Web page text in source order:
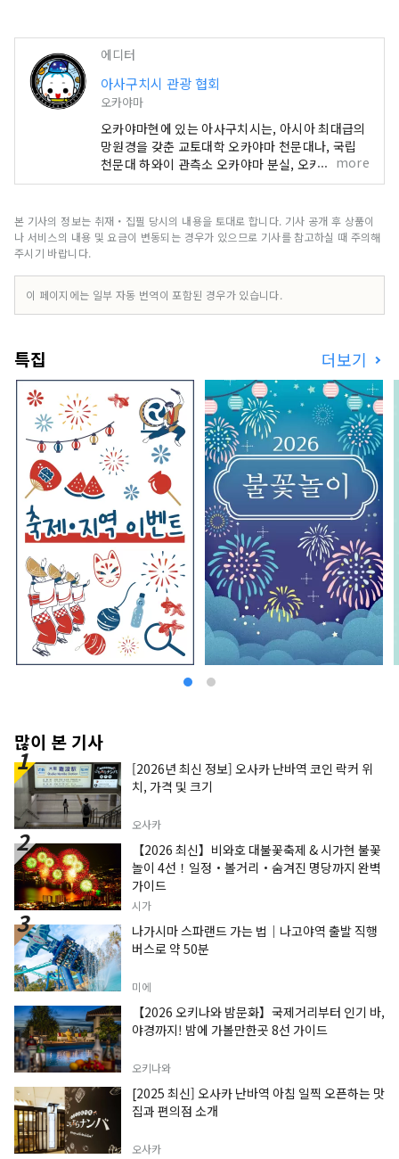
에디터
아사구치시 관광 협회
오카야마
오카야마현에 있는 아사구치시는, 아시아 최대급의
망원경을 갖춘 교토대학 오카야마 천문대나, 국립
천문대 하와이 관측소 오카야마 분실, 오카야마 천
문 박물관 등 천문 시설이 모이는 「천문의 거리」
에도, 영화 등의 로케지로서 주목을 끌고 있는 루스
케산이나, 일본 역사 공원 100선에도 선택되고 있
내해의 온난한 기후와 풍부한 자연이 풍부하며 농수
산물과 그 가공품 등 맛있는 맛있는 음식도 많이 있
more
본 기사의 정보는 취재・집필 당시의 내용을 토대로 합니다. 기사 공개 후 상품이
나 서비스의 내용 및 요금이 변동되는 경우가 있으므로 기사를 참고하실 때 주의해
주시기 바랍니다.
이 페이지에는 일부 자동 번역이 포함된 경우가 있습니다.
특집 더보기
많이 본 기사
[2026년 최신 정보] 오사카 난바역 코인 락커 위
치, 가격 및 크기
오사카
【2026 최신】비와호 대불꽃축제 & 시가현 불꽃
놀이 4선！일정・볼거리・숨겨진 명당까지 완벽
가이드
시가
나가시마 스파랜드 가는 법｜나고야역 출발 직행
버스로 약 50분
미에
【2026 오키나와 밤문화】국제거리부터 인기 바,
야경까지! 밤에 가볼만한곳 8선 가이드
오키나와
[2025 최신] 오사카 난바역 아침 일찍 오픈하는 맛
집과 편의점 소개
오사카